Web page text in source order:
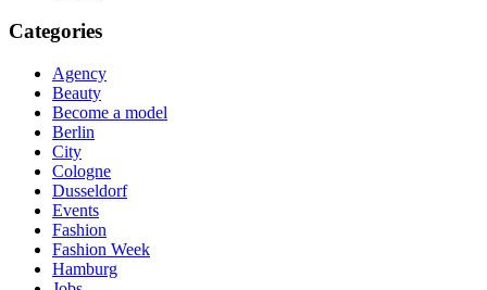
Categories
Agency
Beauty
Become a model
Berlin
City
Cologne
Dusseldorf
Events
Fashion
Fashion Week
Hamburg